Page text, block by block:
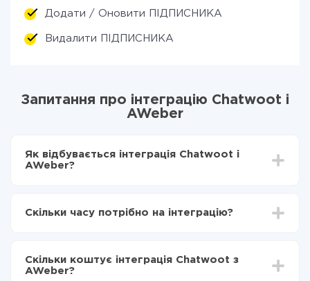
Додати / Оновити ПІДПИСНИКА
Видалити ПІДПИСНИКА
Запитання про інтеграцію Chatwoot і
AWeber
Як відбувається інтеграція Chatwoot і
AWeber?
Вибираєте які дані передавати з Chatwoot в
Тепер дані будуть автоматично передаватися з
Chatwoot в AWeber
Скільки часу потрібно на інтеграцію?
становити від 5-ти до 30-хвилин. У середньому
налаштування займає 10-15 хвилин.
Скільки коштує інтеграція Chatwoot з
AWeber?